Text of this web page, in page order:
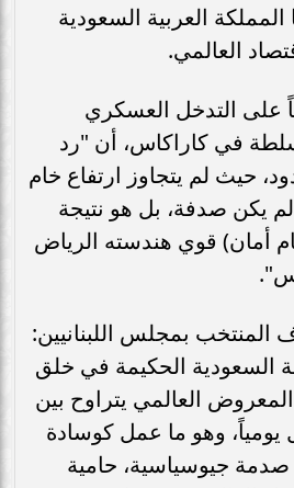
المملكة العربية السعودية
العالمي.
على التدخل العسكري
في كاراكاس، أن "رد
حيث لم يتجاوز ارتفاع خام
لم يكن صدفة، بل هو نتيجة
أمان) قوي هندسته الرياض
بمجلس اللبنانيين:
السعودية الحكيمة في خلق
العالمي يتراوح بين
يومياً، وهو ما عمل كوسادة
جيوسياسية، حامية